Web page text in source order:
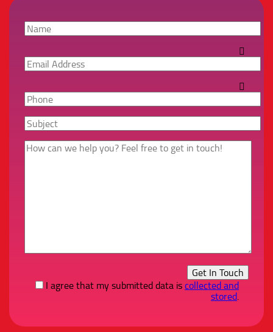
I agree that my submitted data iscollected and
stored.